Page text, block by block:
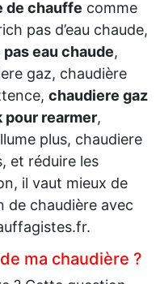
de chauffe comme
pas d’eau chaude,
eau chaude,
gaz, chaudière
chaudiere gaz
rearmer,
plus, chaudiere
et réduire les
il vaut mieux de
de chaudière avec
ma chaudière ?